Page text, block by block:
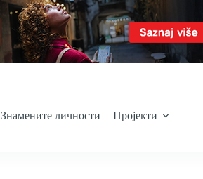
Знамените личности Пројекти